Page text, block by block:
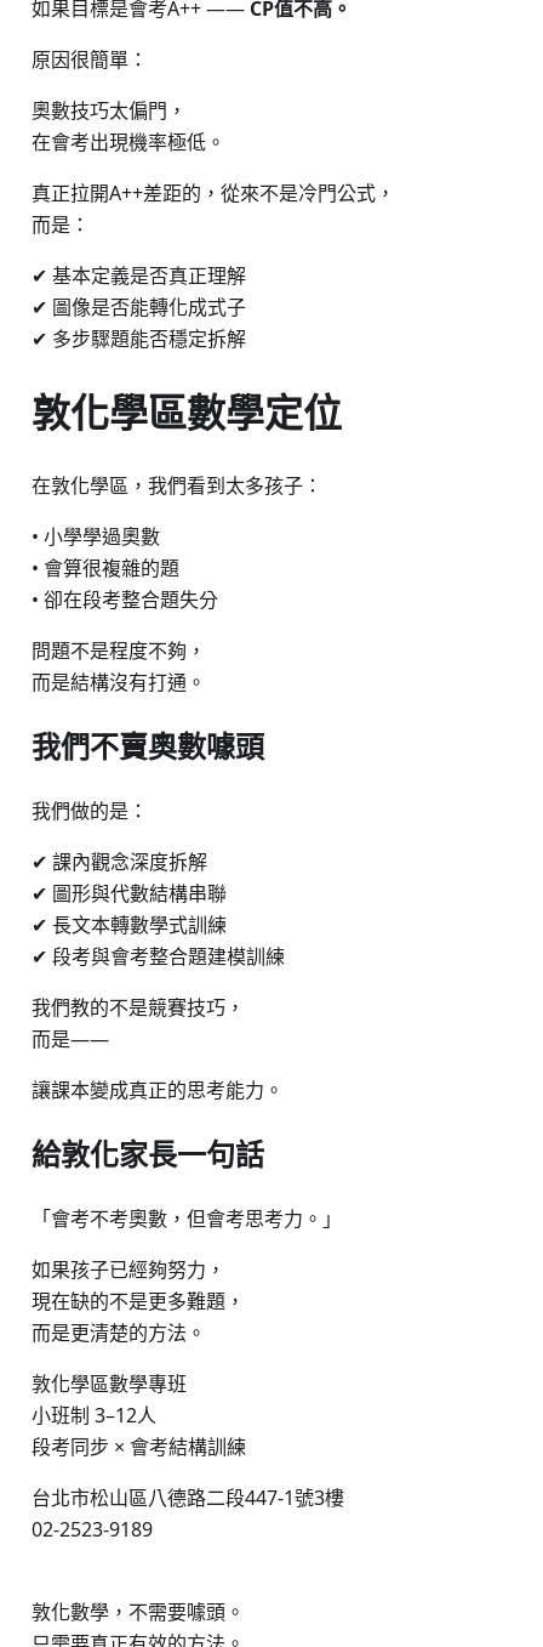
如果目標是會考A++ —— CP值不高。
原因很簡單：
奧數技巧太偏門，
在會考出現機率極低。
真正拉開A++差距的，從來不是冷門公式，
而是：
✔ 基本定義是否真正理解
✔ 圖像是否能轉化成式子
✔ 多步驟題能否穩定拆解
敦化學區數學定位
在敦化學區，我們看到太多孩子：
• 小學學過奧數
• 會算很複雜的題
• 卻在段考整合題失分
問題不是程度不夠，
而是結構沒有打通。
我們不賣奧數噱頭
我們做的是：
✔ 課內觀念深度拆解
✔ 圖形與代數結構串聯
✔ 長文本轉數學式訓練
✔ 段考與會考整合題建模訓練
我們教的不是競賽技巧，
而是——
讓課本變成真正的思考能力。
給敦化家長一句話
「會考不考奧數，但會考思考力。」
如果孩子已經夠努力，
現在缺的不是更多難題，
而是更清楚的方法。
敦化學區數學專班
小班制 3–12人
段考同步 × 會考結構訓練
台北市松山區八德路二段447-1號3樓
02-2523-9189
敦化數學，不需要噱頭。